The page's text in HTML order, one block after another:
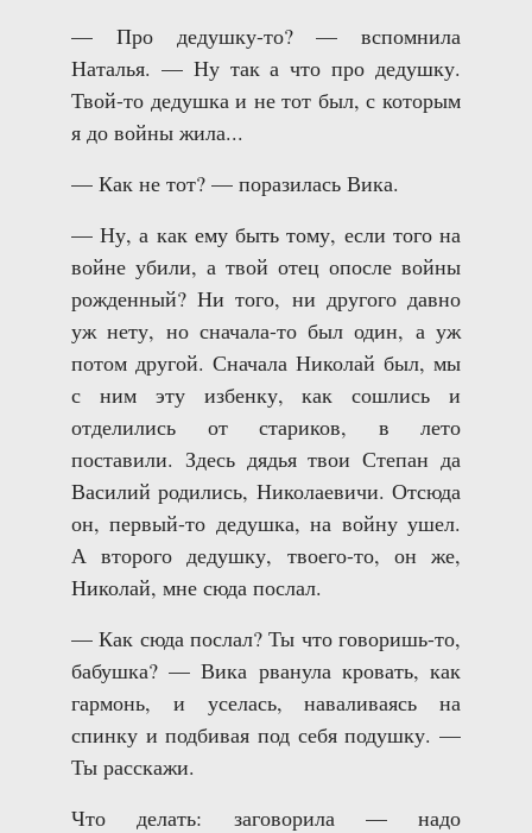
— Про дедушку-то? — вспомнила
Наталья. — Ну так а что про дедушку.
Твой-то дедушка и не тот был, с которым
я до войны жила...
— Как не тот? — поразилась Вика.
— Ну, а как ему быть тому, если того на
войне убили, а твой отец опосле войны
рожденный? Ни того, ни другого давно
уж нету, но сначала-то был один, а уж
потом другой. Сначала Николай был, мы
с ним эту избенку, как сошлись и
отделились от стариков, в лето
поставили. Здесь дядья твои Степан да
Василий родились, Николаевичи. Отсюда
он, первый-то дедушка, на войну ушел.
А второго дедушку, твоего-то, он же,
Николай, мне сюда послал.
— Как сюда послал? Ты что говоришь-то,
бабушка? — Вика рванула кровать, как
гармонь, и уселась, наваливаясь на
спинку и подбивая под себя подушку. —
Ты расскажи.
Что делать: заговорила — надо